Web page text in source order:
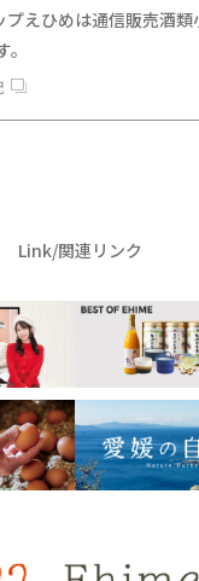
えひめは通信販売酒類
Link/関連リンク